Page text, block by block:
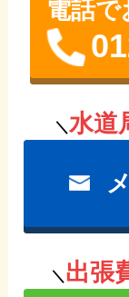
電話で
＼ 水道
＼ 出張